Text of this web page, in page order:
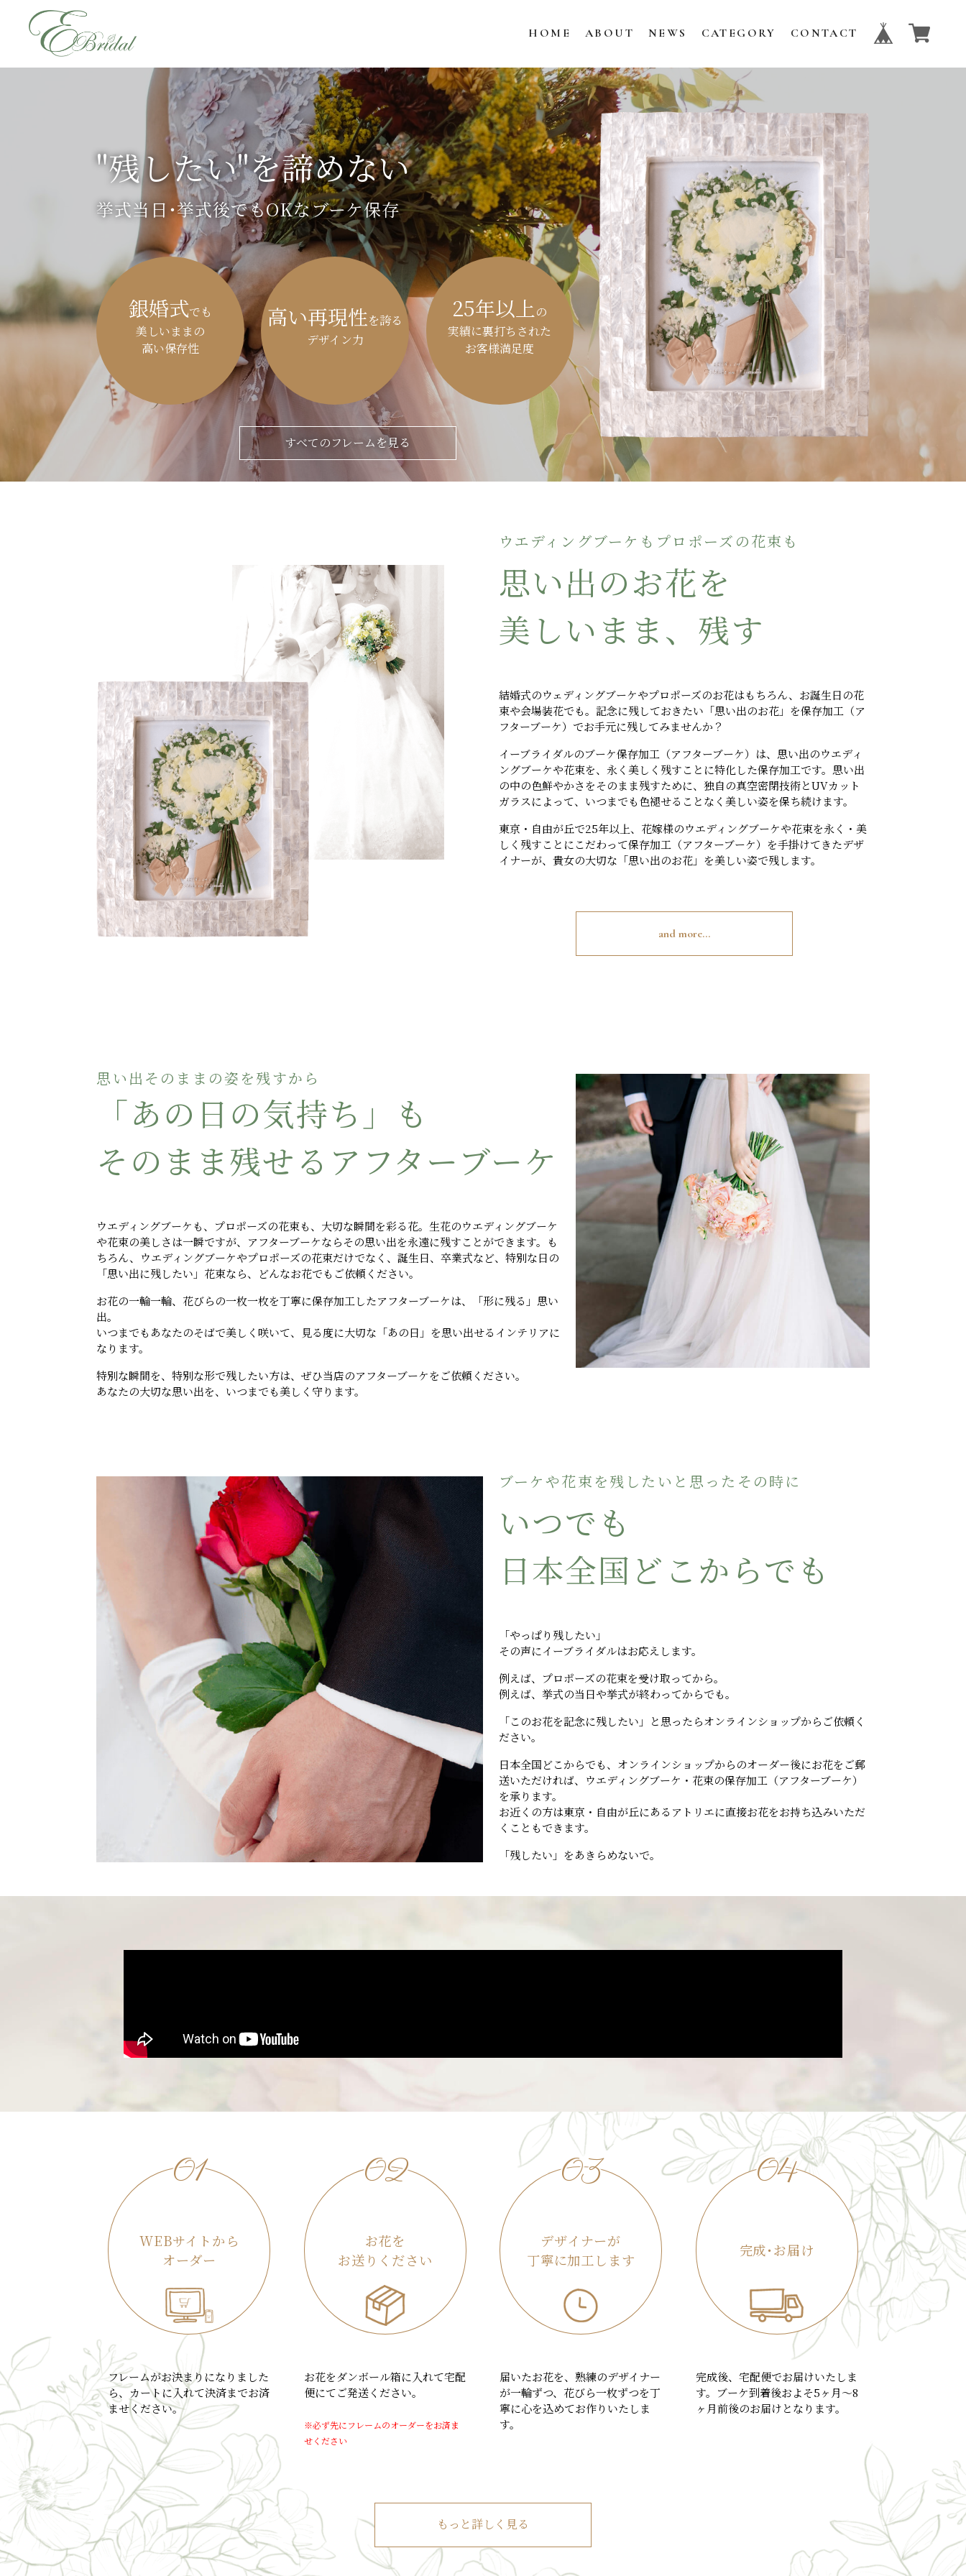
HOME ABOUT NEWS CATEGORY CONTACT
"残したい"を諦めない
挙式当日･挙式後でもOKなブーケ保存
銀婚式でも
美しいままの
高い保存性
高い再現性を誇る
デザイン力
25年以上 の
実績に裏打ちされた
お客様満足度
すべてのフレームを見る
ウエディングブーケもプロポーズの花束も
思い出のお花を
美しいまま、残す
結婚式のウェディングブーケやプロポーズのお花はもちろん、お誕生日の花
束や会場装花でも。記念に残しておきたい「思い出のお花」を保存加工（ア
フターブーケ）でお手元に残してみませんか？
イーブライダルのブーケ保存加工（アフターブーケ）は、思い出のウエディ
ングブーケや花束を、永く美しく残すことに特化した保存加工です。思い出
の中の色鮮やかさをそのまま残すために、独自の真空密閉技術とUVカット
ガラスによって、いつまでも色褪せることなく美しい姿を保ち続けます。
東京・自由が丘で25年以上、花嫁様のウエディングブーケや花束を永く・美
しく残すことにこだわって保存加工（アフターブーケ）を手掛けてきたデザ
イナーが、貴女の大切な「思い出のお花」を美しい姿で残します。
and more...
思い出そのままの姿を残すから
「あの日の気持ち」も
そのまま残せるアフターブーケ
ウエディングブーケも、プロポーズの花束も、大切な瞬間を彩る花。生花のウエディングブーケ
や花束の美しさは一瞬ですが、アフターブーケならその思い出を永遠に残すことができます。も
ちろん、ウエディングブーケやプロポーズの花束だけでなく、誕生日、卒業式など、特別な日の
「思い出に残したい」花束なら、どんなお花でもご依頼ください。
お花の一輪一輪、花びらの一枚一枚を丁寧に保存加工したアフターブーケは、「形に残る」思い
出。
いつまでもあなたのそばで美しく咲いて、見る度に大切な「あの日」を思い出せるインテリアに
なります。
特別な瞬間を、特別な形で残したい方は、ぜひ当店のアフターブーケをご依頼ください。
あなたの大切な思い出を、いつまでも美しく守ります。
ブーケや花束を残したいと思ったその時に
いつでも
日本全国どこからでも
「やっぱり残したい」
その声にイーブライダルはお応えします。
例えば、プロポーズの花束を受け取ってから。
例えば、挙式の当日や挙式が終わってからでも。
「このお花を記念に残したい」と思ったらオンラインショップからご依頼く
ださい。
日本全国どこからでも、オンラインショップからのオーダー後にお花をご郵
送いただければ、ウエディングブーケ・花束の保存加工（アフターブーケ）
を承ります。
お近くの方は東京・自由が丘にあるアトリエに直接お花をお持ち込みいただ
くこともできます。
「残したい」をあきらめないで。
01
WEBサイトから
オーダー
フレームがお決まりになりました
ら、カートに入れて決済までお済
ませください。
02
お花を
お送りください
お花をダンボール箱に入れて宅配
便にてご発送ください。
※必ず先にフレームのオーダーをお済ま
せください
03
デザイナーが
丁寧に加工します
届いたお花を、熟練のデザイナー
が一輪ずつ、花びら一枚ずつを丁
寧に心を込めてお作りいたしま
す。
04
完成･お届け
完成後、宅配便でお届けいたしま
す。ブーケ到着後およそ5ヶ月～8
ヶ月前後のお届けとなります。
もっと詳しく見る